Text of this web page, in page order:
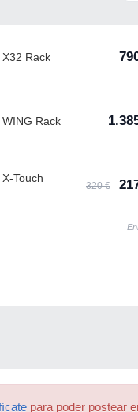
Rack
Rack
Touch
320 €
para poder postear